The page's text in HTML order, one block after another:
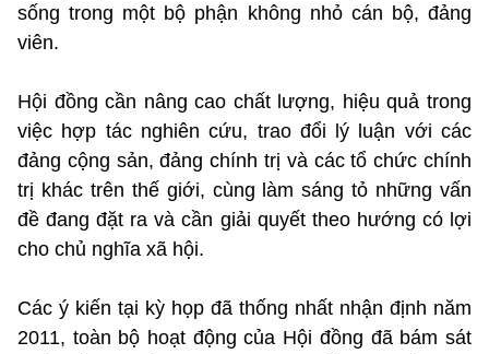
sống trong một bộ phận không nhỏ cán bộ, đảng
viên.
Hội đồng cần nâng cao chất lượng, hiệu quả trong
việc hợp tác nghiên cứu, trao đổi lý luận với các
đảng cộng sản, đảng chính trị và các tổ chức chính
trị khác trên thế giới, cùng làm sáng tỏ những vấn
đề đang đặt ra và cần giải quyết theo hướng có lợi
cho chủ nghĩa xã hội.
Các ý kiến tại kỳ họp đã thống nhất nhận định năm
2011, toàn bộ hoạt động của Hội đồng đã bám sát